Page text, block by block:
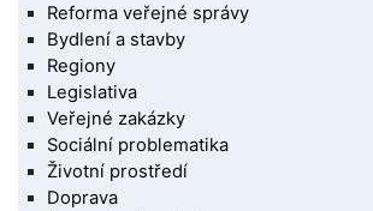
Reforma veřejné správy
Bydlení a stavby
Regiony
Legislativa
Veřejné zakázky
Sociální problematika
Životní prostředí
Doprava